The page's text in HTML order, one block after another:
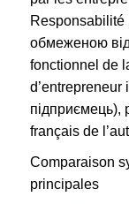
Responsabilité
обмеженою
fonctionnel de
підприємець),
français de
Comparaison
principales